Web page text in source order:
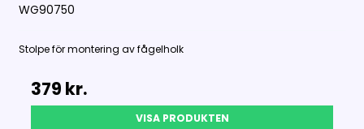
WG90750
Stolpe för montering av fågelholk
379 kr.
VISA PRODUKTEN